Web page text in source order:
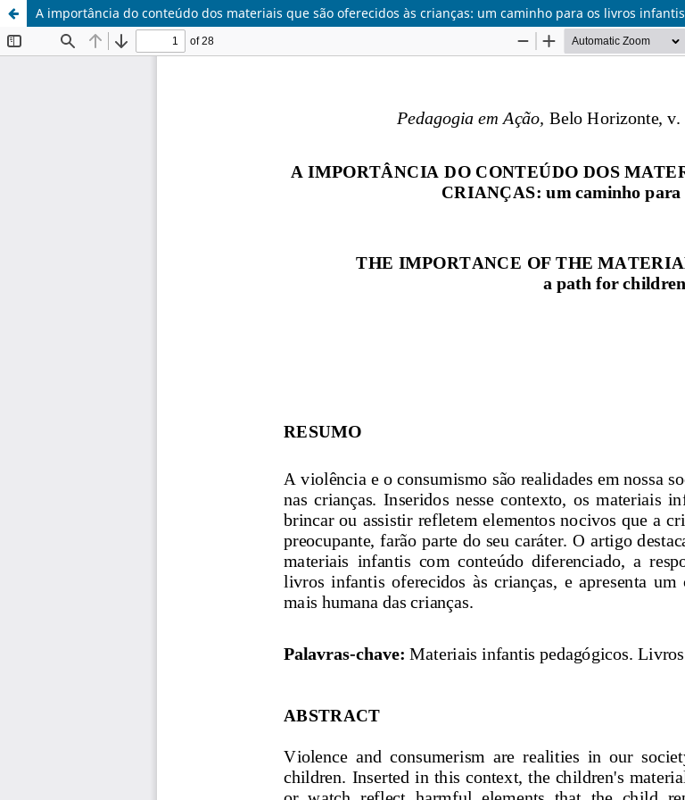
A importância do conteúdo dos materiais que são oferecidos às crianças: um caminho para os livros infantis